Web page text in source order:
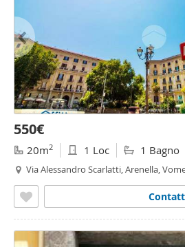
550€
20m2 1 Loc 1 Bagno
Via Alessandro Scarlatti, Arenella,